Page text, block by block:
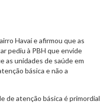
Havaí e afirmou que as
pediu à PBH que envide
as unidades de saúde em
básica e não a
de atenção básica é primordial